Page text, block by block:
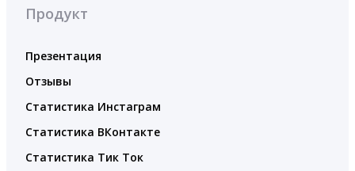
Продукт
Презентация
Отзывы
Статистика Инстаграм
Статистика ВКонтакте
Статистика Тик Ток